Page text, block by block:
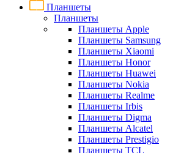
Планшеты
Планшеты
Планшеты Apple
Планшеты Samsung
Планшеты Xiaomi
Планшеты Honor
Планшеты Huawei
Планшеты Nokia
Планшеты Realme
Планшеты Irbis
Планшеты Digma
Планшеты Alcatel
Планшеты Prestigio
Планшеты TCL